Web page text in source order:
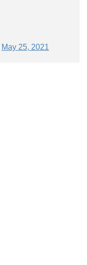
May 25, 2021